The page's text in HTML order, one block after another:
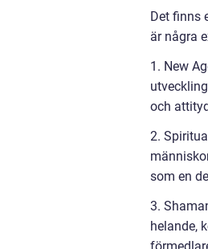
Det finns
är några
1. New
och
2.
som en
3.
helande,